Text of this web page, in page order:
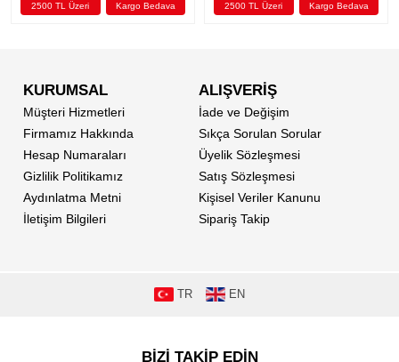
2500 TL Üzeri Kargo Bedava 2500 TL Üzeri Kargo Bedava
KURUMSAL
Müşteri Hizmetleri
Firmamız Hakkında
Hesap Numaraları
Gizlilik Politikamız
Aydınlatma Metni
İletişim Bilgileri
ALIŞVERİŞ
İade ve Değişim
Sıkça Sorulan Sorular
Üyelik Sözleşmesi
Satış Sözleşmesi
Kişisel Veriler Kanunu
Sipariş Takip
TR EN
BİZİ TAKİP EDİN